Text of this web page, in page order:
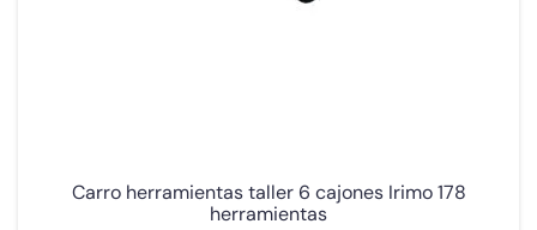
Carro herramientas taller 6 cajones Irimo 178
herramientas